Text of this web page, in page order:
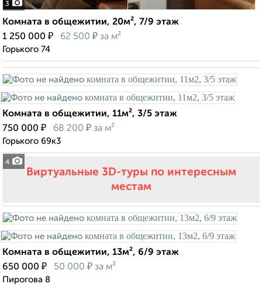
3
Комната в общежитии, 20м², 7/9 этаж
1 250 000 ₽ 62 500 ₽ за м²
Горького 74
4
Комната в общежитии, 11м², 3/5 этаж
750 000 ₽ 68 200 ₽ за м²
Горького 69к3
Виртуальные 3D-туры по интересным
местам
Комната в общежитии, 13м², 6/9 этаж
650 000 ₽ 50 000 ₽ за м²
Пирогова 8